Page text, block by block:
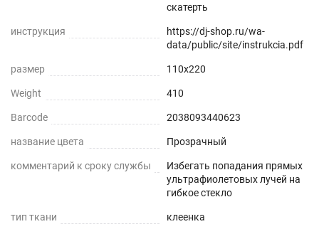
Звукопоглощение
Приглушает звон столовых приборов.
Долговечно
До 5 лет использования
Гипоаллергенно
скатерть
инструкция
https://dj-shop.ru/wa-
data/public/site/instrukcia.pdf
размер 110x220
Weight 410
Barcode 2038093440623
название цвета Прозрачный
комментарий к сроку службы
Избегать попадания прямых
ультрафиолетовых лучей на
гибкое стекло
тип ткани клеенка